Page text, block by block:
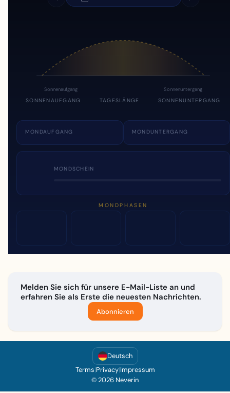
Sonnenaufgang Sonnenuntergang
SONNENAUFGANG TAGESLÄNGE SONNENUNTERGANG
MONDAUFGANG MONDUNTERGANG
MONDSCHEIN
MONDPHASEN
Melden Sie sich für unsere E-Mail-Liste an und
erfahren Sie als Erste die neuesten Nachrichten.
Abonnieren
Deutsch
Terms|Privacy|Impressum
© 2026 Neverin